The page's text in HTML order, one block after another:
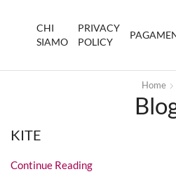
CHI
SIAMO
PRIVACY
POLICY
Home
KITE
Continue Reading